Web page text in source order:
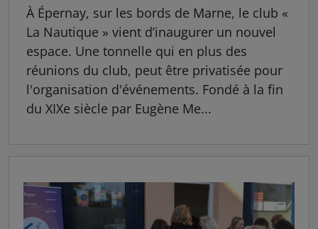
À Épernay, sur les bords de Marne, le club «
La Nautique » vient d’inaugurer un nouvel
espace. Une tonnelle qui en plus des
réunions du club, peut être privatisée pour
l'organisation d'événements. Fondé à la fin
du XIXe siècle par Eugène Me...